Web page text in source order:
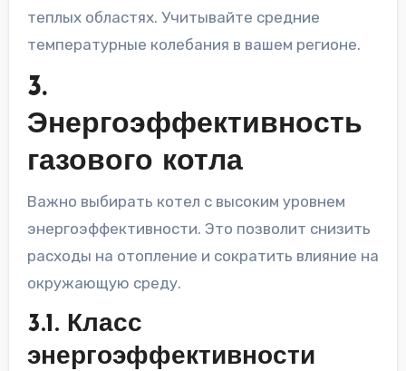
теплых областях. Учитывайте средние
температурные колебания в вашем регионе.
3.
Энергоэффективность
газового котла
Важно выбирать котел с высоким уровнем
энергоэффективности. Это позволит снизить
расходы на отопление и сократить влияние на
окружающую среду.
3.1. Класс
энергоэффективности